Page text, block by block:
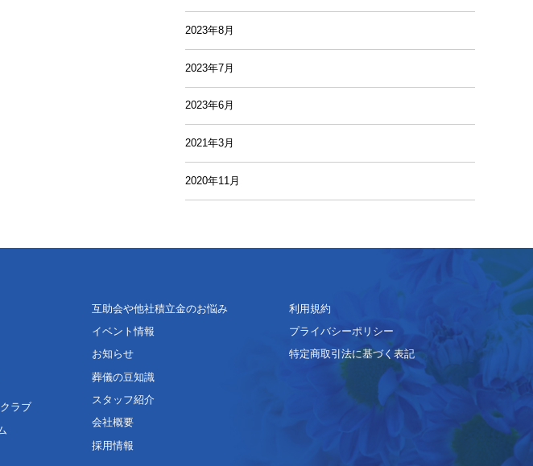
2023年8月
2023年7月
2023年6月
2021年3月
2020年11月
ラブ
互助会や他社積立金のお悩み
イベント情報
お知らせ
葬儀の豆知識
スタッフ紹介
会社概要
採用情報
利用規約
プライバシーポリシー
特定商取引法に基づく表記